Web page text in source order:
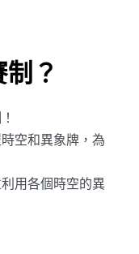
？
空和異象牌，為
用各個時空的異